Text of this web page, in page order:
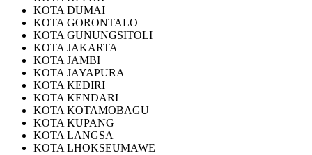
KOTA DUMAI
KOTA GORONTALO
KOTA GUNUNGSITOLI
KOTA JAKARTA
KOTA JAMBI
KOTA JAYAPURA
KOTA KEDIRI
KOTA KENDARI
KOTA KOTAMOBAGU
KOTA KUPANG
KOTA LANGSA
KOTA LHOKSEUMAWE